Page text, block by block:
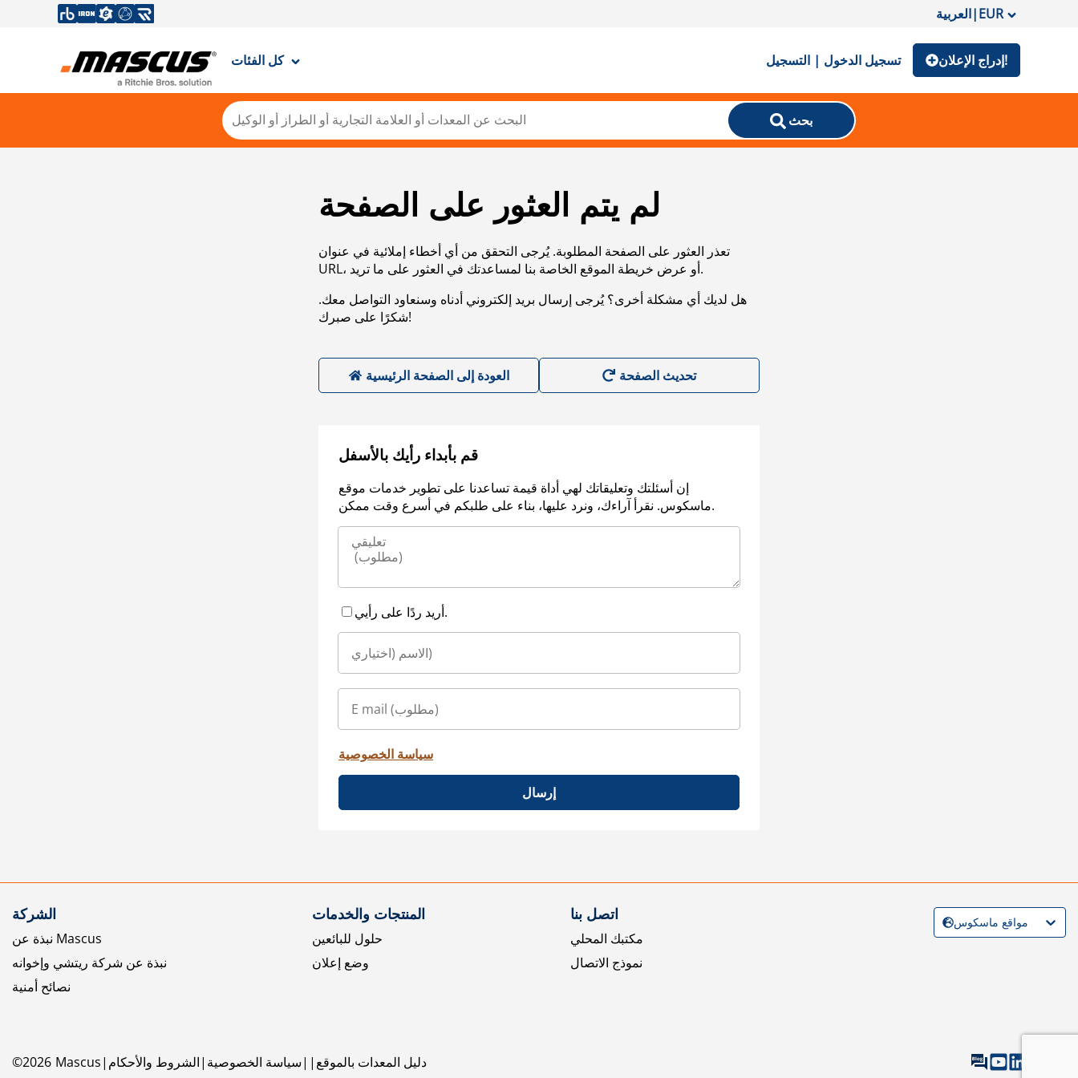
العربية|EUR
كل الفئات تسجيل الدخول | التسجيل إدراج الإعلان!
بحث
لم يتم العثور على الصفحة
تعذر العثور على الصفحة المطلوبة. يُرجى التحقق من أي أخطاء إملائية في عنوان
URL، أو عرض خريطة الموقع الخاصة بنا لمساعدتك في العثور على ما تريد.
هل لديك أي مشكلة أخرى؟ يُرجى إرسال بريد إلكتروني أدناه وسنعاود التواصل معك.
شكرًا على صبرك!
العودة إلى الصفحة الرئيسية
قم بأبداء رأيك بالأسفل
إن أسئلتك وتعليقاتك لهي أداة قيمة تساعدنا على تطوير خدمات موقع
ماسكوس. نقرأ آراءك، ونرد عليها، بناء على طلبكم في أسرع وقت ممكن.
أريد ردًا على رأيي.
سياسة الخصوصية
إرسال
الشركة
نبذة عن Mascus
نبذة عن شركة ريتشي وإخوانه
نصائح أمنية
المنتجات والخدمات
حلول للبائعين
وضع إعلان
اتصل بنا
مكتبك المحلي
نموذج الاتصال
©2026 Mascus الشروط والأحكام سياسة الخصوصية دليل المعدات بالموقع
مواقع ماسكوس